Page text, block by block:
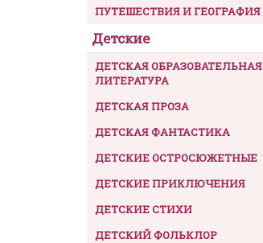
ПУТЕШЕСТВИЯ И ГЕОГРАФИЯ
Детские
ДЕТСКАЯ ОБРАЗОВАТЕЛЬНАЯ
ЛИТЕРАТУРА
ДЕТСКАЯ ПРОЗА
ДЕТСКАЯ ФАНТАСТИКА
ДЕТСКИЕ ОСТРОСЮЖЕТНЫЕ
ДЕТСКИЕ ПРИКЛЮЧЕНИЯ
ДЕТСКИЕ СТИХИ
ДЕТСКИЙ ФОЛЬКЛОР